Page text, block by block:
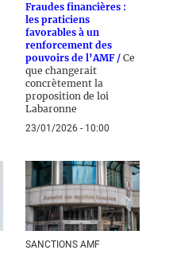
Fraudes financières :
les praticiens
favorables à un
renforcement des
pouvoirs de l’AMF / Ce
que changerait
concrètement la
proposition de loi
Labaronne
23/01/2026 - 10:00
SANCTIONS AMF